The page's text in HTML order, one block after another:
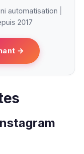
automatisation |
2017
→